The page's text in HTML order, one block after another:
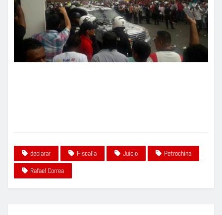
declarar Fiscalía Juicio
Petrochina
Rafael Correa